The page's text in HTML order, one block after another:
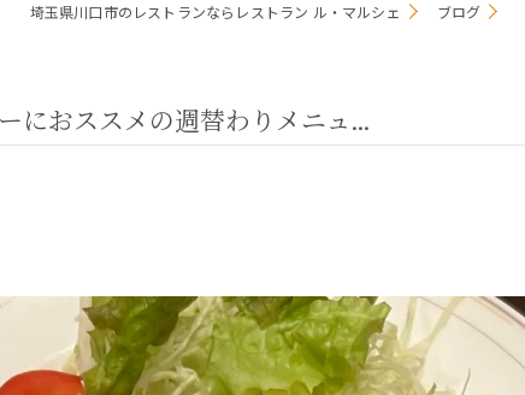
埼玉県川口市のレストランならレストラン ル・マルシェ ブログ
におススメの週替わりメニュ...